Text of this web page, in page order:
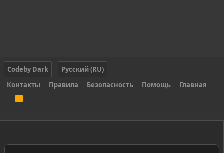
Codeby Dark
Русский (RU)
Контакты
Правила Безопасность Помощь Главная
S